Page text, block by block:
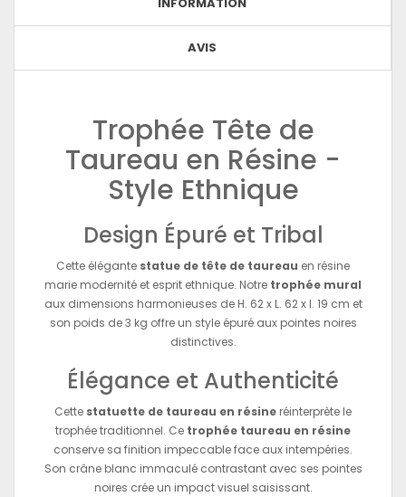
AVIS
Trophée Tête de
Taureau en Résine -
Style Ethnique
Design Épuré et Tribal
Cette élégante statue de tête de taureau en résine
marie modernité et esprit ethnique. Notre trophée mural
aux dimensions harmonieuses de H. 62 x L. 62 x l. 19 cm et
son poids de 3 kg offre un style épuré aux pointes noires
distinctives.
Élégance et Authenticité
Cette statuette de taureau en résine réinterprète le
trophée traditionnel. Ce trophée taureau en résine
conserve sa finition impeccable face aux intempéries.
Son crâne blanc immaculé contrastant avec ses pointes
noires crée un impact visuel saisissant.